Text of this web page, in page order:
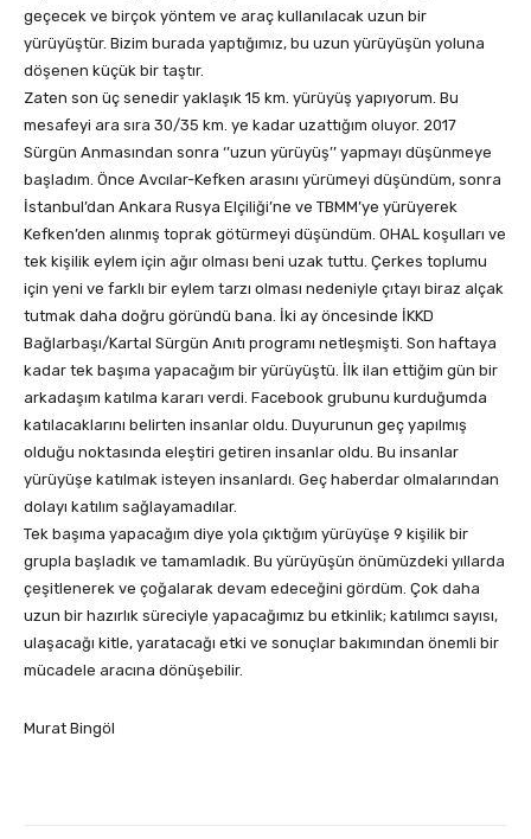
geçecek ve birçok yöntem ve araç kullanılacak uzun bir
yürüyüştür. Bizim burada yaptığımız, bu uzun yürüyüşün yoluna
döşenen küçük bir taştır.
Zaten son üç senedir yaklaşık 15 km. yürüyüş yapıyorum. Bu
mesafeyi ara sıra 30/35 km. ye kadar uzattığım oluyor. 2017
Sürgün Anmasından sonra ‘’uzun yürüyüş’’ yapmayı düşünmeye
başladım. Önce Avcılar-Kefken arasını yürümeyi düşündüm, sonra
İstanbul’dan Ankara Rusya Elçiliği’ne ve TBMM’ye yürüyerek
Kefken’den alınmış toprak götürmeyi düşündüm. OHAL koşulları ve
tek kişilik eylem için ağır olması beni uzak tuttu. Çerkes toplumu
için yeni ve farklı bir eylem tarzı olması nedeniyle çıtayı biraz alçak
tutmak daha doğru göründü bana. İki ay öncesinde İKKD
Bağlarbaşı/Kartal Sürgün Anıtı programı netleşmişti. Son haftaya
kadar tek başıma yapacağım bir yürüyüştü. İlk ilan ettiğim gün bir
arkadaşım katılma kararı verdi. Facebook grubunu kurduğumda
katılacaklarını belirten insanlar oldu. Duyurunun geç yapılmış
olduğu noktasında eleştiri getiren insanlar oldu. Bu insanlar
yürüyüşe katılmak isteyen insanlardı. Geç haberdar olmalarından
dolayı katılım sağlayamadılar.
Tek başıma yapacağım diye yola çıktığım yürüyüşe 9 kişilik bir
grupla başladık ve tamamladık. Bu yürüyüşün önümüzdeki yıllarda
çeşitlenerek ve çoğalarak devam edeceğini gördüm. Çok daha
uzun bir hazırlık süreciyle yapacağımız bu etkinlik; katılımcı sayısı,
ulaşacağı kitle, yaratacağı etki ve sonuçlar bakımından önemli bir
mücadele aracına dönüşebilir.
Murat Bingöl